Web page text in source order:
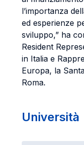
l’importanza
ed esperienze
sviluppo,” ha
Resident
in Italia e
Europa, la
Roma.
Università